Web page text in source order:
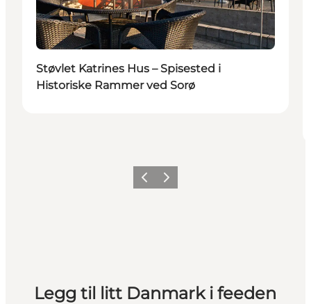
Støvlet Katrines Hus – Spisested i
Historiske Rammer ved Sorø
ForrigeNeste
Legg til litt Danmark i feeden